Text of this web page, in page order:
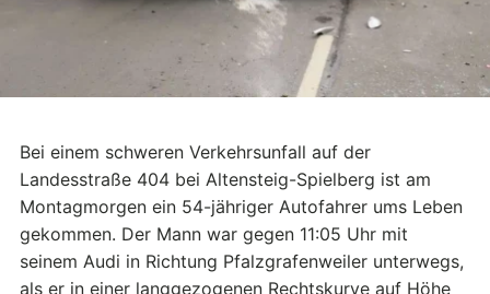
Bei einem schweren Verkehrsunfall auf der
Landesstraße 404 bei Altensteig-Spielberg ist am
Montagmorgen ein 54-jähriger Autofahrer ums Leben
gekommen. Der Mann war gegen 11:05 Uhr mit
seinem Audi in Richtung Pfalzgrafenweiler unterwegs,
als er in einer langgezogenen Rechtskurve auf Höhe